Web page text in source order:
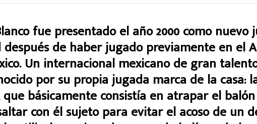
fue presentado el año 2000 como nuevo
después de haber jugado previamente en el
Un internacional mexicano de gran
por su propia jugada marca de la casa:
que básicamente consistía en atrapar el
con él sujeto para evitar el acoso de un